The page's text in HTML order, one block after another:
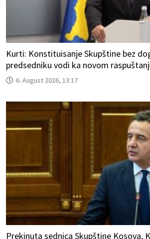
Kurti: Konstituisanje Skupštine bez
predsedniku vodi ka novom
6. August 2026, 13:17
Prekinuta sednica Skupštine Kosova,